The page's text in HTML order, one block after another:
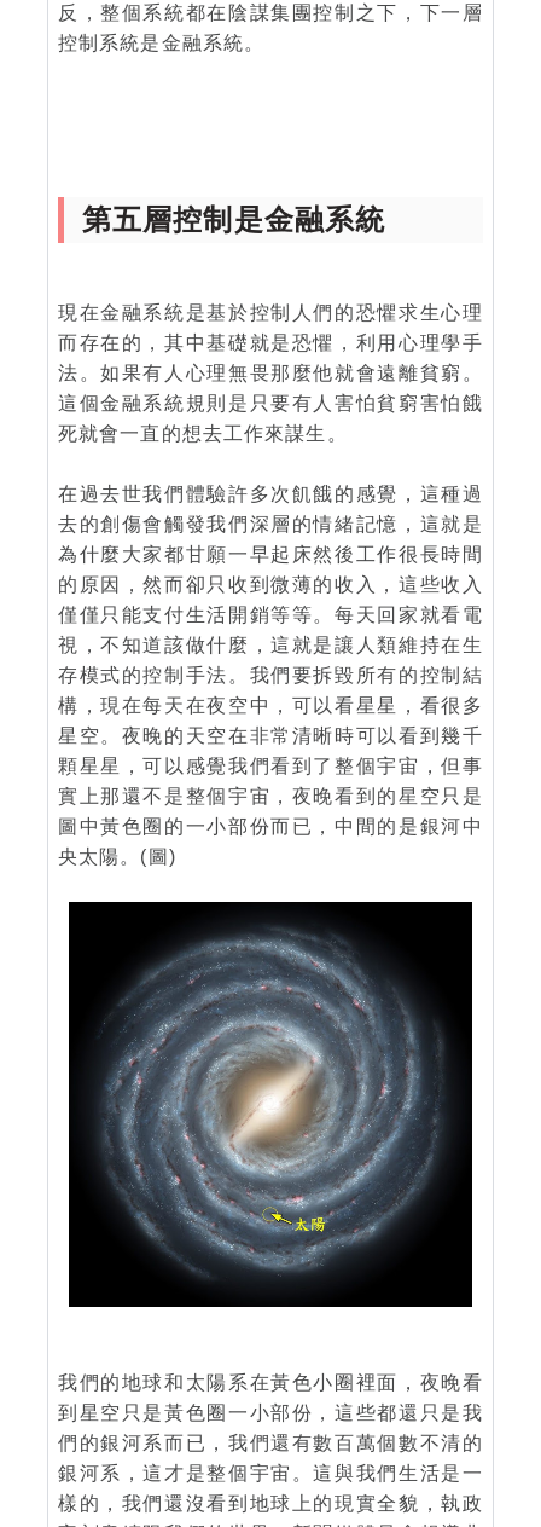
反，整個系統都在陰謀集團控制之下，下一層
控制系統是金融系統。
第五層控制是金融系統
現在金融系統是基於控制人們的恐懼求生心理
而存在的，其中基礎就是恐懼，利用心理學手
法。如果有人心理無畏那麼他就會遠離貧窮。
這個金融系統規則是只要有人害怕貧窮害怕餓
死就會一直的想去工作來謀生。
在過去世我們體驗許多次飢餓的感覺，這種過
去的創傷會觸發我們深層的情緒記憶，這就是
為什麼大家都甘願一早起床然後工作很長時間
的原因，然而卻只收到微薄的收入，這些收入
僅僅只能支付生活開銷等等。每天回家就看電
視，不知道該做什麼，這就是讓人類維持在生
存模式的控制手法。我們要拆毀所有的控制結
構，現在每天在夜空中，可以看星星，看很多
星空。夜晚的天空在非常清晰時可以看到幾千
顆星星，可以感覺我們看到了整個宇宙，但事
實上那還不是整個宇宙，夜晚看到的星空只是
圖中黃色圈的一小部份而已，中間的是銀河中
央太陽。(圖)
我們的地球和太陽系在黃色小圈裡面，夜晚看
到星空只是黃色圈一小部份，這些都還只是我
們的銀河系而已，我們還有數百萬個數不清的
銀河系，這才是整個宇宙。這與我們生活是一
樣的，我們還沒看到地球上的現實全貌，執政